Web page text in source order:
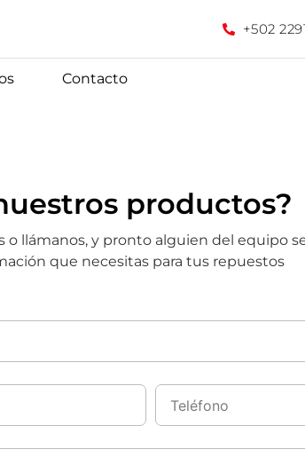
+502
Contacto
productos?
o llámanos, y pronto alguien del equipo
que necesitas para tus repuestos